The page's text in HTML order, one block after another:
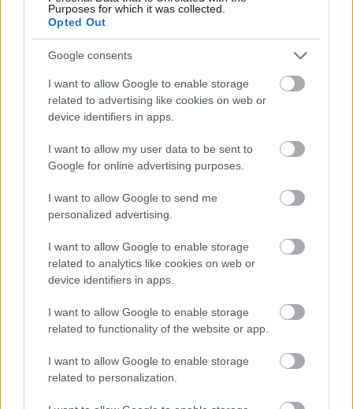
Purposes for which it was collected.
Opted Out
Google consents
I want to allow Google to enable storage
related to advertising like cookies on web or
device identifiers in apps.
I want to allow my user data to be sent to
Google for online advertising purposes.
I want to allow Google to send me
personalized advertising.
I want to allow Google to enable storage
related to analytics like cookies on web or
device identifiers in apps.
I want to allow Google to enable storage
related to functionality of the website or app.
I want to allow Google to enable storage
related to personalization.
disse
skal
gå
OL-
sprint
en...
09.0
26
OL-
gull –
disse
går
OL-
femm
ila for
LANGRE
NN
ND
19.0
26
Norge
LANGRE
NN
ND
19.0
26
bekre
De er
kjære
LANGRE
NN
26
LANGRE
ND
FLERE ARTIKLER